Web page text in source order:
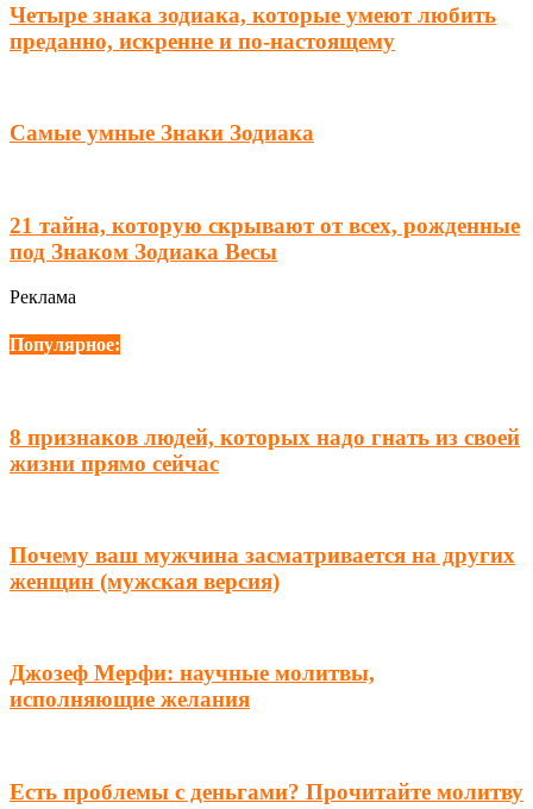
Четыре знака зодиака, которые умеют любить
преданно, искренне и по-настоящему
Самые умные Знаки Зодиака
21 тайна, которую скрывают от всех, рожденные
под Знаком Зодиака Весы
Реклама
Популярное:
8 признаков людей, которых надо гнать из своей
жизни прямо сейчас
Почему ваш мужчина засматривается на других
женщин (мужская версия)
Джозеф Мерфи: научные молитвы,
исполняющие желания
Есть проблемы с деньгами? Прочитайте молитву